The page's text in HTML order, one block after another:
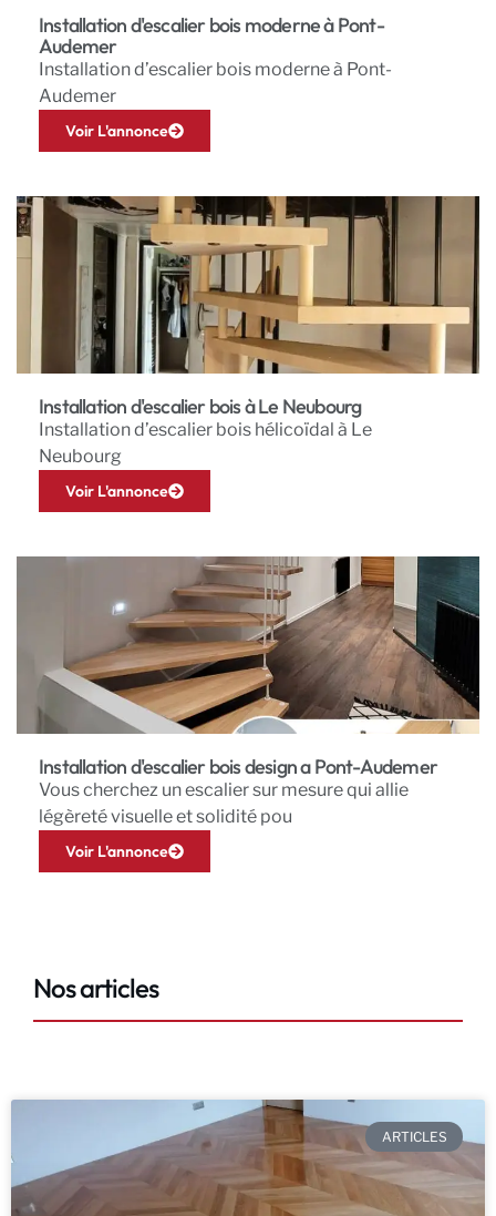
Installation d'escalier bois moderne à Pont-
Audemer
Installation d’escalier bois moderne à Pont-
Audemer
Voir L'annonce
Installation d'escalier bois à Le Neubourg
Installation d’escalier bois hélicoïdal à Le
Neubourg
Voir L'annonce
Installation d'escalier bois design a Pont-Audemer
Vous cherchez un escalier sur mesure qui allie
légèreté visuelle et solidité pou
Voir L'annonce
Nos articles
ARTICLES